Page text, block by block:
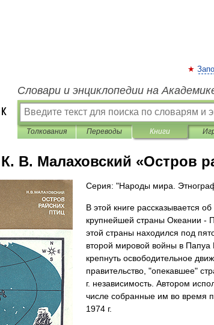
Словари и энциклопедии на
Толкования Переводы Книги
К. В. Малаховский «Остров
Серия: "Народы мира.
В этой книге рассказывается
крупнейшей страны Океании -
этой страны находился под
второй мировой войны в Папуа
крепнуть освободительное
правительство, "опекавшее"
г. независимость. Автором
числе собранные им во время
1974 г.